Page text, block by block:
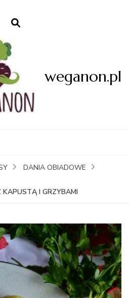
weganon.pl
DANIA OBIADOWE
KAPUSTĄ I GRZYBAMI